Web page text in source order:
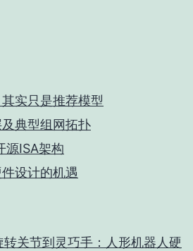
实只是推荐模型
典型组网拓扑
源ISA架构
设计的机遇
转关节到灵巧手：人形机器人硬